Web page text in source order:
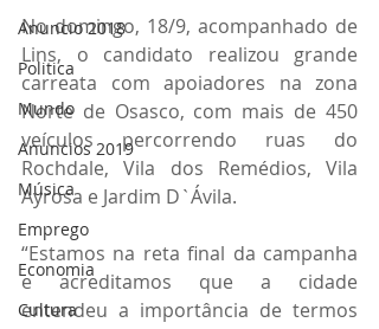
Anuncio 2018
Politica
Mundo
Anuncios 2019
Música
Emprego
Economia
Cultura
No domingo, 18/9, acompanhado de
Lins, o candidato realizou grande
carreata com apoiadores na zona
Norte de Osasco, com mais de 450
veículos percorrendo ruas do
Rochdale, Vila dos Remédios, Vila
Ayrosa e Jardim D`Ávila.
“Estamos na reta final da campanha
e acreditamos que a cidade
entendeu a importância de termos